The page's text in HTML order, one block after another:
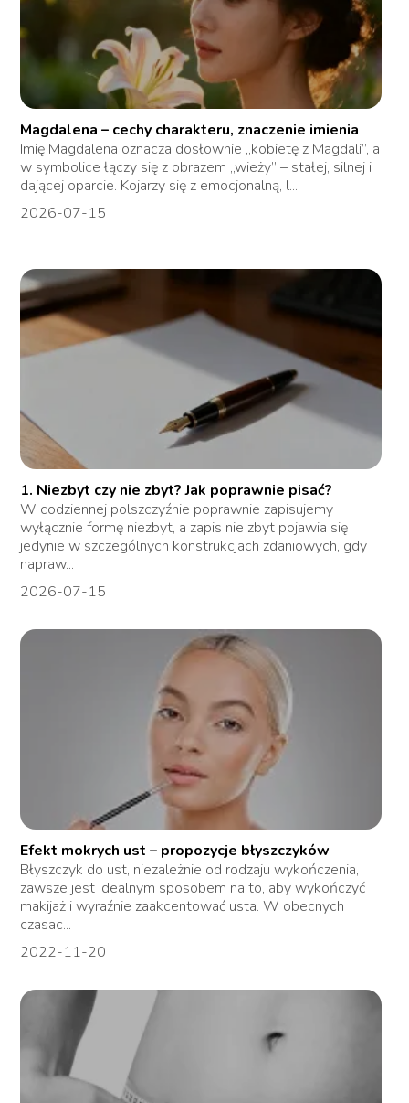
Magdalena – cechy charakteru, znaczenie imienia
Imię Magdalena oznacza dosłownie „kobietę z Magdali”, a
w symbolice łączy się z obrazem „wieży” – stałej, silnej i
dającej oparcie. Kojarzy się z emocjonalną, l...
2026-07-15
1. Niezbyt czy nie zbyt? Jak poprawnie pisać?
W codziennej polszczyźnie poprawnie zapisujemy
wyłącznie formę niezbyt, a zapis nie zbyt pojawia się
jedynie w szczególnych konstrukcjach zdaniowych, gdy
napraw...
2026-07-15
Efekt mokrych ust – propozycje błyszczyków
Błyszczyk do ust, niezależnie od rodzaju wykończenia,
zawsze jest idealnym sposobem na to, aby wykończyć
makijaż i wyraźnie zaakcentować usta. W obecnych
czasac...
2022-11-20